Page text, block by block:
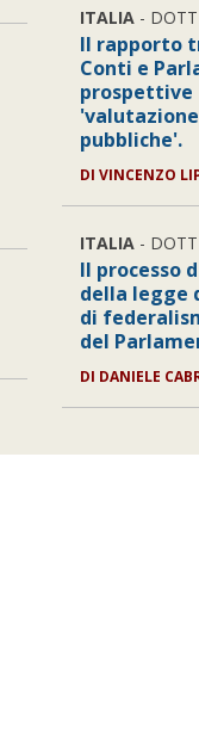
ITALIA -
Il rapporto
Conti e
prospettive
pubbliche'.
DI VINCENZO
ITALIA -
Il processo
della legge
di
del
DI DANIELE